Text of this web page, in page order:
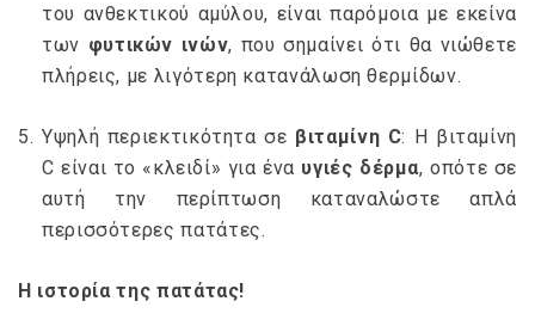
του ανθεκτικού αμύλου, είναι παρόμοια με εκείνα
των φυτικών ινών, που σημαίνει ότι θα νιώθετε
πλήρεις, με λιγότερη κατανάλωση θερμίδων.
Υψηλή περιεκτικότητα σε βιταμίνη C: Η βιταμίνη
C είναι το «κλειδί» για ένα υγιές δέρμα, οπότε σε
αυτή την περίπτωση καταναλώστε απλά
περισσότερες πατάτες.
Η ιστορία της πατάτας!